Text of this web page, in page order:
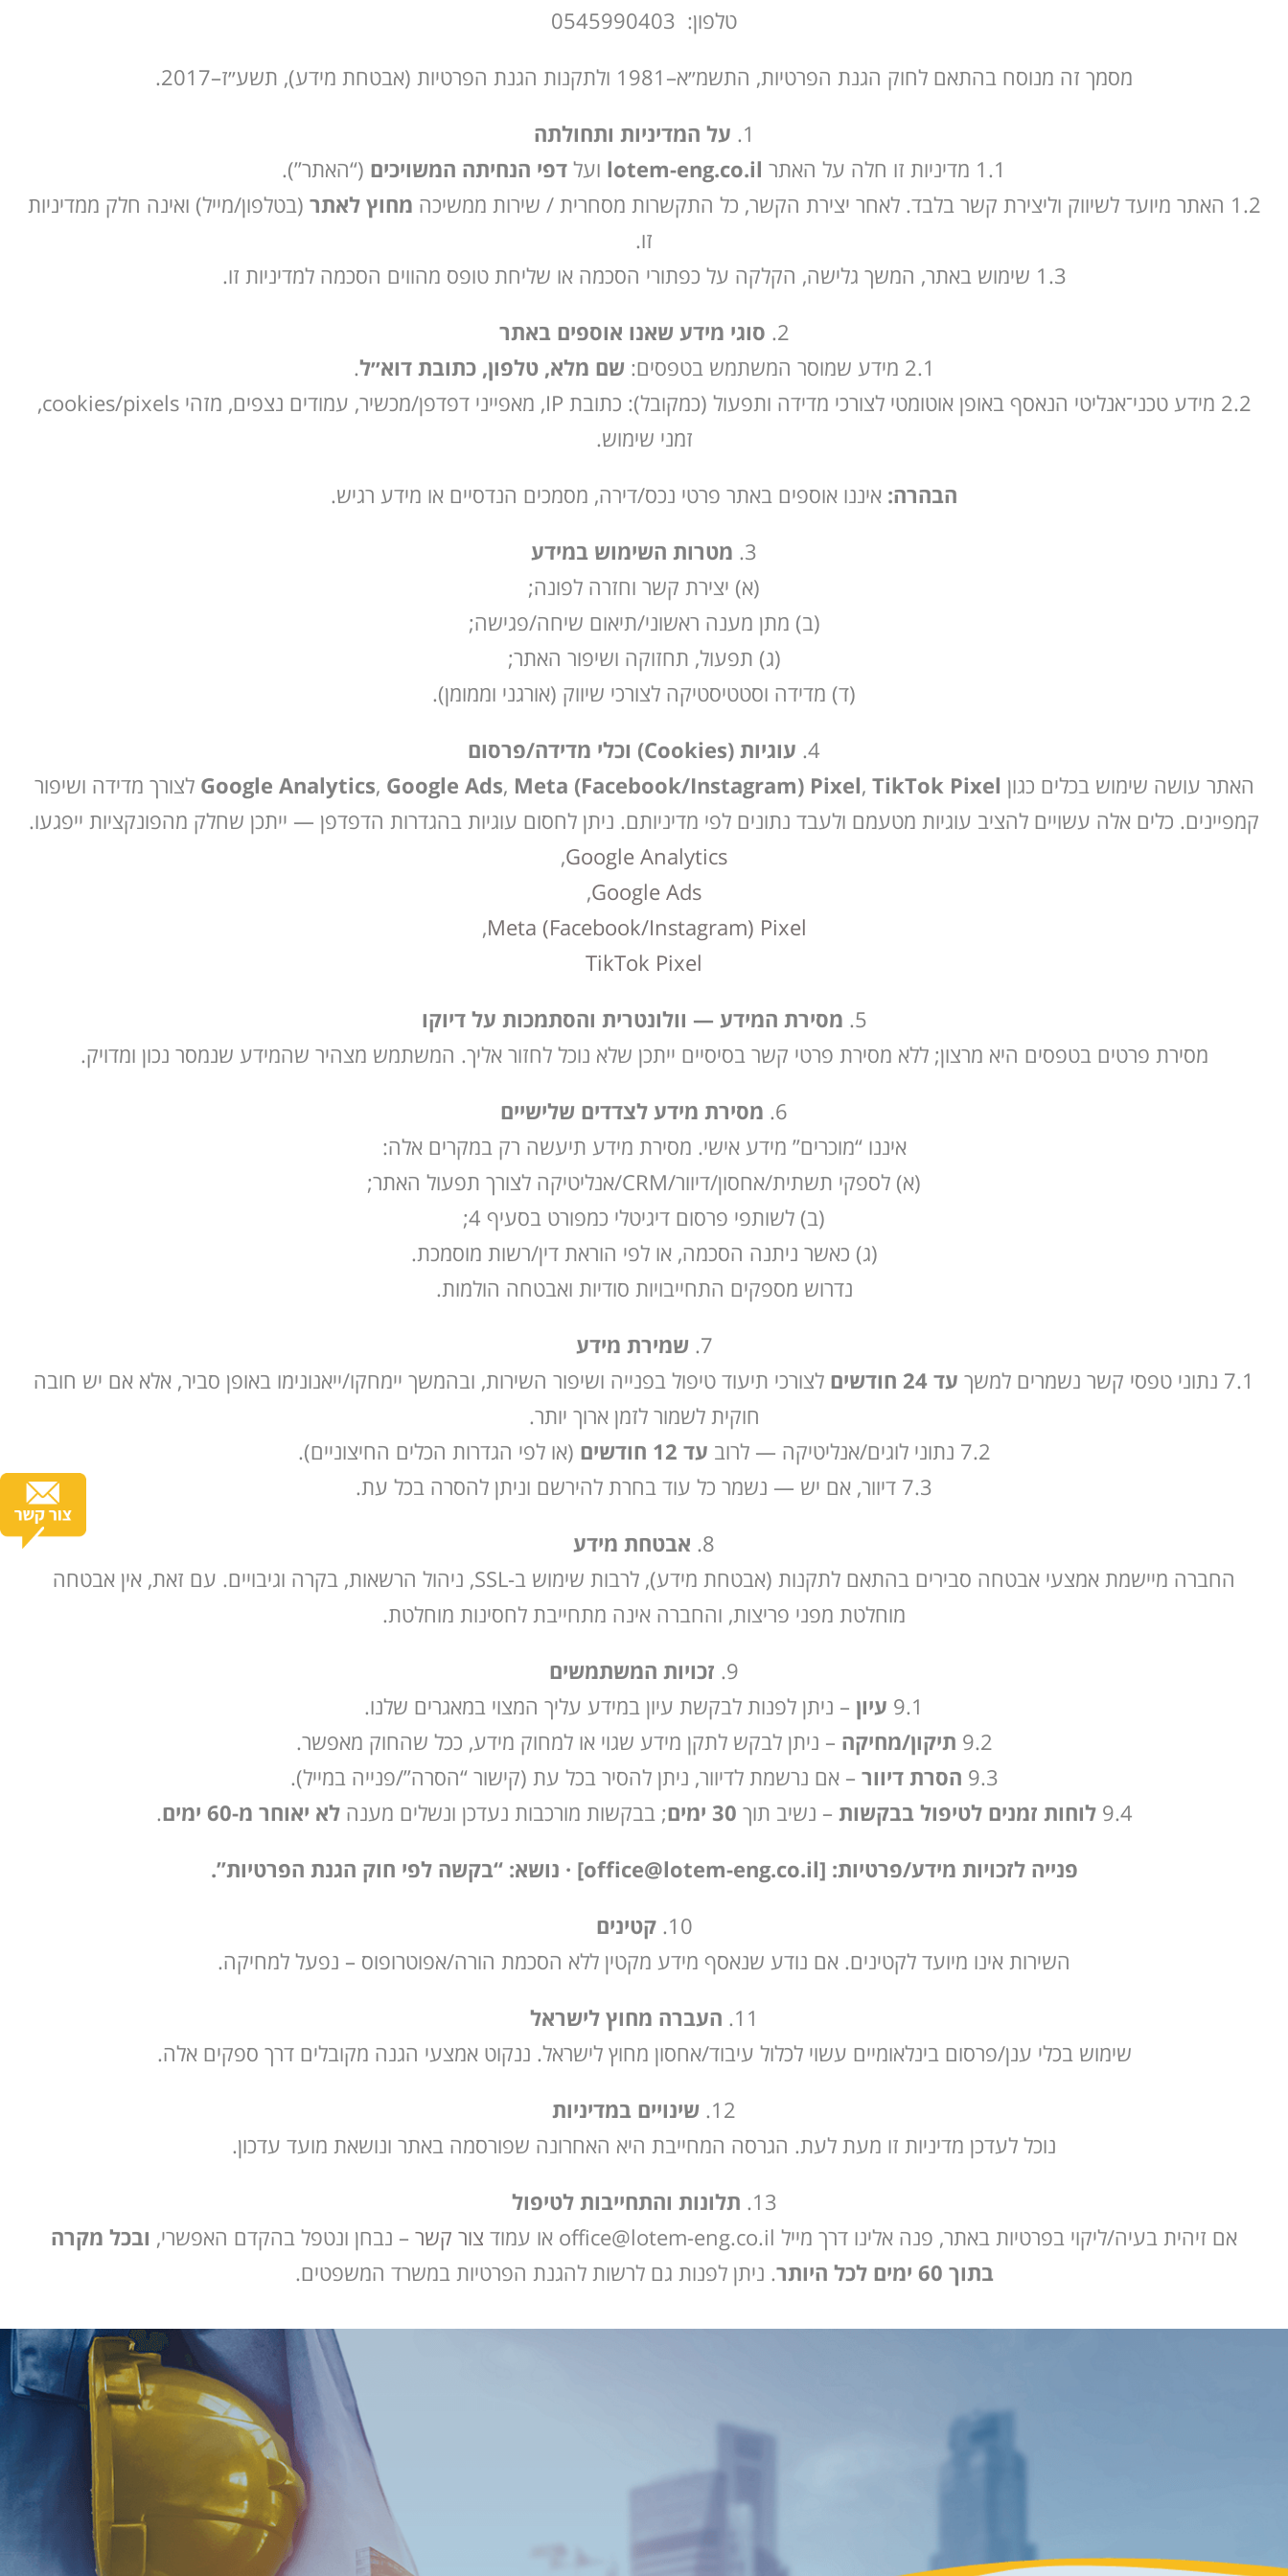
טלפון: 0545990403
מסמך זה מנוסח בהתאם לחוק הגנת הפרטיות, התשמ״א–1981 ולתקנות הגנת הפרטיות (אבטחת מידע), תשע״ז–2017.
על המדיניות ותחולתה
1.1 מדיניות זו חלה על האתר
lotem-eng.co.il ועל דפי הנחיתה המשויכים (“האתר”).
1.2 האתר מיועד לשיווק וליצירת קשר בלבד. לאחר יצירת הקשר, כל התקשרות מסחרית / שירות ממשיכה
מחוץ לאתר (בטלפון/מייל) ואינה חלק ממדיניות
זו.
1.3 שימוש באתר, המשך גלישה, הקלקה על כפתורי הסכמה או שליחת טופס מהווים הסכמה למדיניות זו.
סוגי מידע שאנו אוספים באתר
2.1 מידע שמוסר המשתמש בטפסים:
שם מלא, טלפון, כתובת דוא״ל.
2.2 מידע טכני־אנליטי הנאסף באופן אוטומטי לצורכי מדידה ותפעול (כמקובל): כתובת IP, מאפייני דפדפן/מכשיר, עמודים נצפים, מזהי cookies/pixels,
זמני שימוש.
הבהרה: איננו אוספים באתר פרטי נכס/דירה, מסמכים הנדסיים או מידע רגיש.
מטרות השימוש במידע
(א) יצירת קשר וחזרה לפונה;
(ב) מתן מענה ראשוני/תיאום שיחה/פגישה;
(ג) תפעול, תחזוקה ושיפור האתר;
(ד) מדידה וסטטיסטיקה לצורכי שיווק (אורגני וממומן).
עוגיות (Cookies) וכלי מדידה/פרסום
האתר עושה שימוש בכלים כגון
Google Analytics, Google Ads, Meta (Facebook/Instagram) Pixel, TikTok Pixel
לצורך מדידה ושיפור
קמפיינים. כלים אלה עשויים להציב עוגיות מטעמם ולעבד נתונים לפי מדיניותם. ניתן לחסום עוגיות בהגדרות הדפדפן — ייתכן שחלק מהפונקציות ייפגעו.
Google Analytics
,
Google Ads
,
Meta (Facebook/Instagram) Pixel
,
TikTok Pixel
מסירת המידע — וולונטרית והסתמכות על דיוקו
מסירת פרטים בטפסים היא מרצון; ללא מסירת פרטי קשר בסיסיים ייתכן שלא נוכל לחזור אליך. המשתמש מצהיר שהמידע שנמסר נכון ומדויק.
מסירת מידע לצדדים שלישיים
איננו “מוכרים” מידע אישי. מסירת מידע תיעשה רק במקרים אלה:
(א) לספקי תשתית/אחסון/דיוור/CRM/אנליטיקה לצורך תפעול האתר;
(ב) לשותפי פרסום דיגיטלי כמפורט בסעיף 4;
(ג) כאשר ניתנה הסכמה, או לפי הוראת דין/רשות מוסמכת.
נדרוש מספקים התחייבויות סודיות ואבטחה הולמות.
שמירת מידע
7.1 נתוני טפסי קשר נשמרים למשך
עד 24 חודשים
לצורכי תיעוד טיפול בפנייה ושיפור השירות, ובהמשך יימחקו/ייאנונימו באופן סביר, אלא אם יש חובה
חוקית לשמור לזמן ארוך יותר.
7.2 נתוני לוגים/אנליטיקה — לרוב
עד 12 חודשים
(או לפי הגדרות הכלים החיצוניים).
7.3 דיוור, אם יש — נשמר כל עוד בחרת להירשם וניתן להסרה בכל עת.
אבטחת מידע
החברה מיישמת אמצעי אבטחה סבירים בהתאם לתקנות (אבטחת מידע), לרבות שימוש ב-SSL, ניהול הרשאות, בקרה וגיבויים. עם זאת, אין אבטחה
מוחלטת מפני פריצות, והחברה אינה מתחייבת לחסינות מוחלטת.
זכויות המשתמשים
9.1 עיון – ניתן לפנות לבקשת עיון במידע עליך המצוי במאגרים שלנו.
9.2 תיקון/מחיקה – ניתן לבקש לתקן מידע שגוי או למחוק מידע, ככל שהחוק מאפשר.
9.3 הסרת דיוור – אם נרשמת לדיוור, ניתן להסיר בכל עת (קישור “הסרה”/פנייה במייל).
9.4 לוחות זמנים לטיפול בבקשות – נשיב תוך 30 ימים ; בבקשות מורכבות נעדכן ונשלים מענהלא יאוחר מ-60 ימים
.
פנייה לזכויות מידע/פרטיות: [office@lotem-eng.co.il] · נושא: “בקשה לפי חוק הגנת הפרטיות”.
קטינים
השירות אינו מיועד לקטינים. אם נודע שנאסף מידע מקטין ללא הסכמת הורה/אפוטרופוס – נפעל למחיקה.
העברה מחוץ לישראל
שימוש בכלי ענן/פרסום בינלאומיים עשוי לכלול עיבוד/אחסון מחוץ לישראל. ננקוט אמצעי הגנה מקובלים דרך ספקים אלה.
שינויים במדיניות
נוכל לעדכן מדיניות זו מעת לעת. הגרסה המחייבת היא האחרונה שפורסמה באתר ונושאת מועד עדכון.
תלונות והתחייבות לטיפול
אם זיהית בעיה/ליקוי בפרטיות באתר, פנה אלינו דרך מייל office@lotem-eng.co.il או עמוד
צור קשר – נבחן ונטפל בהקדם האפשרי, ובכל מקרה
בתוך 60 ימים לכל היותר
. ניתן לפנות גם לרשות להגנת הפרטיות במשרד המשפטים.